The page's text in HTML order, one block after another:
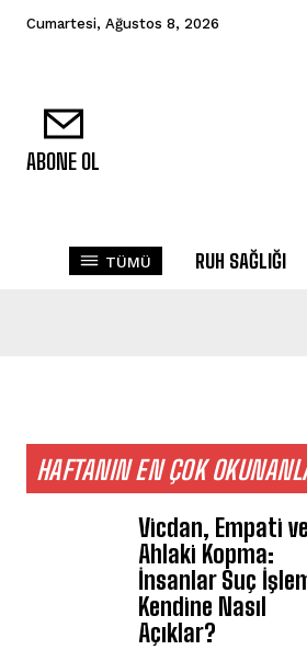
Cumartesi, Ağustos 8, 2026
ABONE OL
TÜMÜ RUH SAĞLIĞI
HAFTANIN EN ÇOK
Vicdan, Empati ve
Ahlaki Kopma:
İnsanlar Suç
Kendine Nasıl
Açıklar?